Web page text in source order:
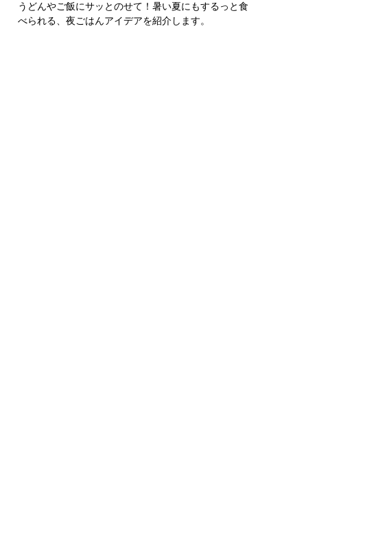
うどんやご飯にサッとのせて！暑い夏にもするっと食
べられる、夜ごはんアイデアを紹介します。